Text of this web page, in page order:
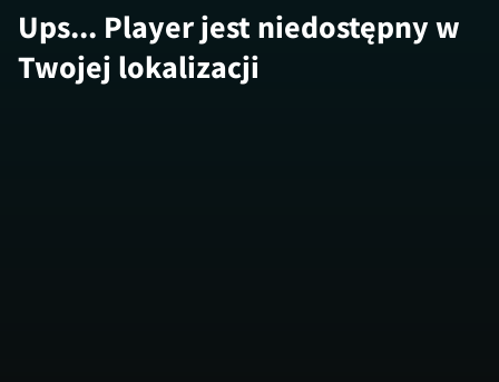
Ups... Player jest niedostępny w
Twojej lokalizacji